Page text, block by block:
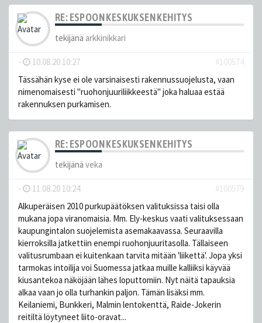
RE: ESPOON KESKUKSEN KEHITYS
tekijänä arkkinikkari
- 10.08.20 10:27
#100574
Tässähän kyse ei ole varsinaisesti rakennussuojelusta, vaan
nimenomaisesti "ruohonjuuriliikkeestä" joka haluaa estää
rakennuksen purkamisen.
RE: ESPOON KESKUKSEN KEHITYS
tekijänä veka
- 11.08.20 10:24
#100579
Alkuperäisen 2010 purkupäätöksen valituksissa taisi olla
mukana jopa viranomaisia. Mm. Ely-keskus vaati valituksessaan
kaupungintalon suojelemista asemakaavassa. Seuraavilla
kierroksilla jatkettiin enempi ruohonjuuritasolla. Tällaiseen
valitusrumbaan ei kuitenkaan tarvita mitään 'liikettä'. Jopa yksi
tarmokas intoilija voi Suomessa jatkaa muille kalliiksi käyvää
kiusantekoa näköjään lähes loputtomiin. Nyt näitä tapauksia
alkaa vaan jo olla turhankin paljon. Tämän lisäksi mm.
Keilaniemi, Bunkkeri, Malmin lentokenttä, Raide-Jokerin
reitiltä löytyneet liito-oravat...